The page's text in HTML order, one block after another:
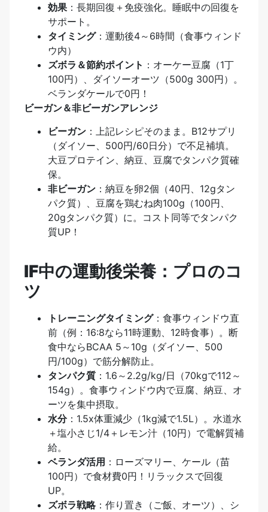
効果 ：長期回復＋免疫強化。睡眠中の回復を
サポート。
タイミング：運動後4～6時間（食事ウィンド
ウ内）
ズボラ＆節約ポイント ：オーケー豆腐（1丁
100円）、ダイソーオーツ（500g 300円）。
ベランダケールで0円！
ビーガン＆非ビーガンアレンジ
ビーガン ：上記レシピそのまま。B12サプリ
（ダイソー、500円/60日分）で不足補填。
大豆プロテイン、納豆、豆腐でタンパク質確
保。
非ビーガン ：納豆を卵2個（40円、12gタン
パク質）、豆腐を鶏むね肉100g（100円、
20gタンパク質）に。コスト同等でタンパク
質UP！
IF中の運動後栄養：プロのコ
ツ
トレーニングタイミング：食事ウィンドウ直
前（例：16:8なら11時運動、12時食事）。断
食中ならBCAA 5～10g（ダイソー、500
円/100g）で筋分解防止。
タンパク質 ：1.6～2.2g/kg/日（70kgで112～
154g）。食事ウィンドウ内で豆腐、納豆、オ
ーツを集中摂取。
水分：1.5x体重減少（1kg減で1.5L）。水道水
＋塩小さじ1/4＋レモン汁（10円）で電解質補
給。
ベランダ活用 ：ローズマリー、ケール（苗
100円）で食材費0円！リラックスで回復
UP。
ズボラ戦略：作り置き（ご飯、オーツ）、シ